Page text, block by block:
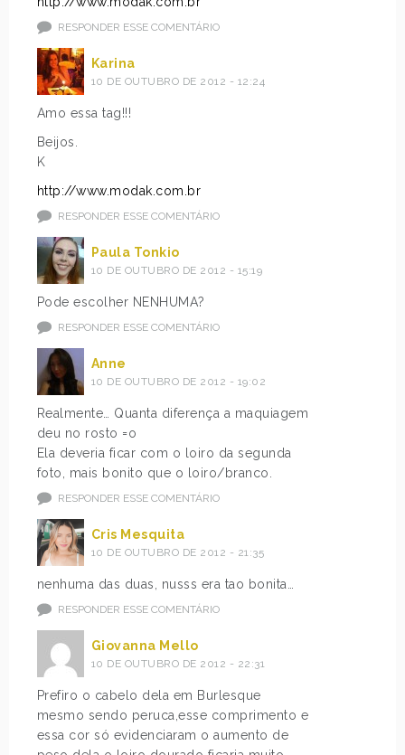
RESPONDER ESSE COMENTÁRIO
Karina
10 DE OUTUBRO DE 2012 - 12:24
Amo essa tag!!!
Beijos.
K
http://www.modak.com.br
RESPONDER ESSE COMENTÁRIO
Paula Tonkio
10 DE OUTUBRO DE 2012 - 15:19
Pode escolher NENHUMA?
RESPONDER ESSE COMENTÁRIO
Anne
10 DE OUTUBRO DE 2012 - 19:02
Realmente… Quanta diferença a maquiagem
deu no rosto =o
Ela deveria ficar com o loiro da segunda
foto, mais bonito que o loiro/branco.
RESPONDER ESSE COMENTÁRIO
Cris Mesquita
10 DE OUTUBRO DE 2012 - 21:35
nenhuma das duas, nusss era tao bonita…
RESPONDER ESSE COMENTÁRIO
Giovanna Mello
10 DE OUTUBRO DE 2012 - 22:31
Prefiro o cabelo dela em Burlesque
mesmo sendo peruca,esse comprimento e
essa cor só evidenciaram o aumento de